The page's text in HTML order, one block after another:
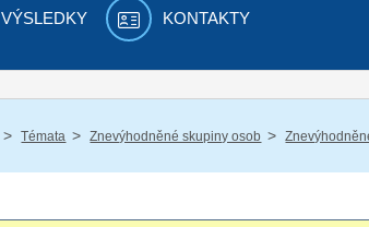
VÝSLEDKY KONTAKTY
/ Témata / Znevýhodněné skupiny osob /